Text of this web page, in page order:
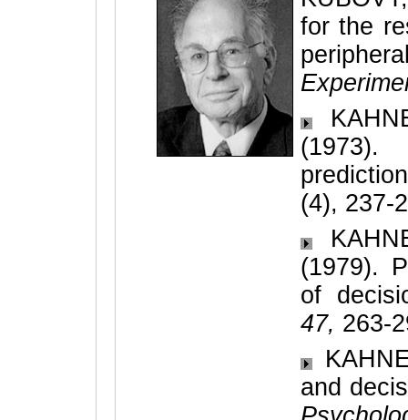
for the
(4), 237-
(1979).
of
47, 263-
and